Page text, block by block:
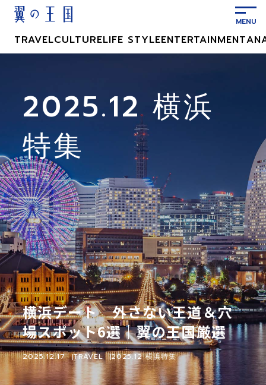
ッ
プ
TRAVELCULTURELIFE STYLEENTERTAINMENT
2025.12 横浜
特集
横浜デート 外さない王道＆穴
場スポット6選｜翼の王国厳選
2025.12.17 TRAVEL 2025.12 横浜特集